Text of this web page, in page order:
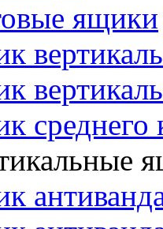
ящики
среднего